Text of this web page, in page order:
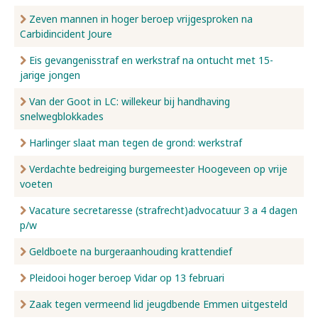
Zeven mannen in hoger beroep vrijgesproken na
Carbidincident Joure
Eis gevangenisstraf en werkstraf na ontucht met 15-
jarige jongen
Van der Goot in LC: willekeur bij handhaving
snelwegblokkades
Harlinger slaat man tegen de grond: werkstraf
Verdachte bedreiging burgemeester Hoogeveen op vrije
voeten
Vacature secretaresse (strafrecht)advocatuur 3 a 4 dagen
p/w
Geldboete na burgeraanhouding krattendief
Pleidooi hoger beroep Vidar op 13 februari
Zaak tegen vermeend lid jeugdbende Emmen uitgesteld